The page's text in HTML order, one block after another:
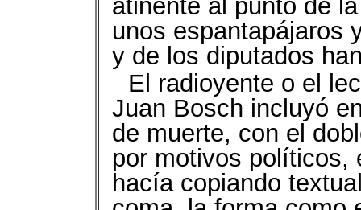
atinente al punto de
unos espantapájaros
y de los diputados
El radioyente o el
Juan Bosch incluyó
de muerte, con el
por motivos políticos,
hacía copiando